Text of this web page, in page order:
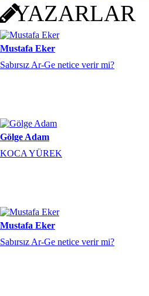
YAZARLAR
Mustafa Eker
Sabırsız Ar-Ge netice verir mi?
Gölge Adam
KOCA YÜREK
Mustafa Eker
Sabırsız Ar-Ge netice verir mi?